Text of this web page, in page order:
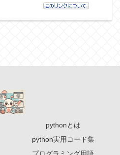
pythonとは
python実用コード集